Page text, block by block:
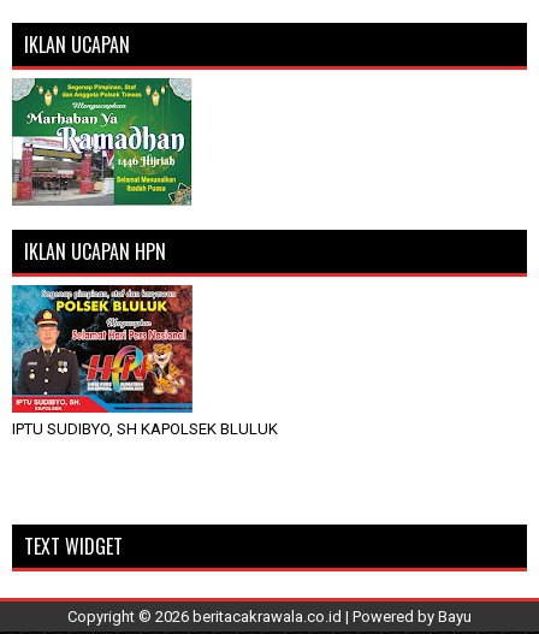
IKLAN UCAPAN
IKLAN UCAPAN HPN
IPTU SUDIBYO, SH KAPOLSEK BLULUK
TEXT WIDGET
Copyright © 2026 beritacakrawala.co.id | Powered by Bayu